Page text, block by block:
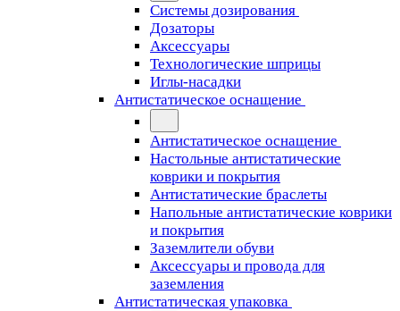
Системы дозирования
Дозаторы
Аксессуары
Технологические шприцы
Иглы-насадки
Антистатическое оснащение
Антистатическое оснащение
Настольные антистатические
коврики и покрытия
Антистатические браслеты
Напольные антистатические коврики
и покрытия
Заземлители обуви
Аксессуары и провода для
заземления
Антистатическая упаковка